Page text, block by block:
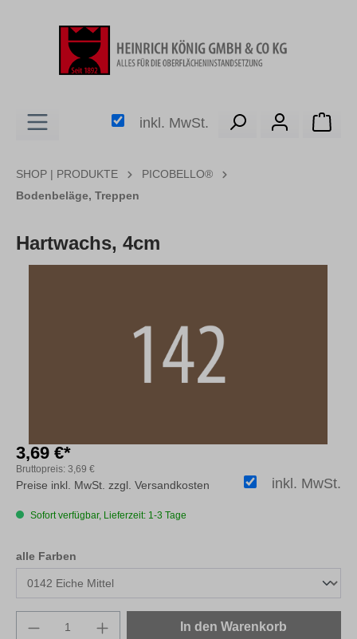
inkl. MwSt.
SHOP | PRODUKTE
PICOBELLO®
Bodenbeläge, Treppen
Hartwachs, 4cm
3,69 €*
Bruttopreis: 3,69 €
inkl. MwSt.
Preise inkl. MwSt. zzgl. Versandkosten
Sofort verfügbar, Lieferzeit: 1-3 Tage
alle Farben
Produkt Anzahl: Gib den gewünschten
In den Warenkorb